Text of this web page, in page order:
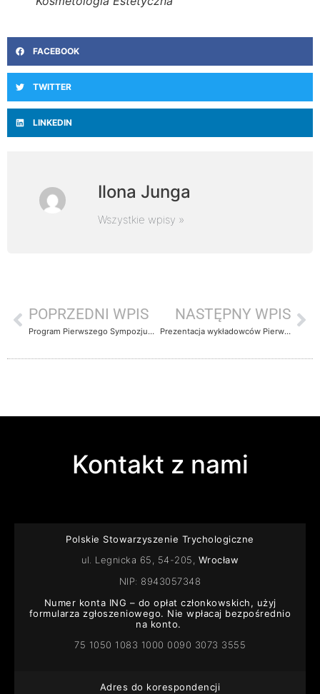
FACEBOOK
TWITTER
LINKEDIN
Ilona Junga
Wszystkie wpisy »
POPRZEDNI WPIS
Program Pierwszego Sympozjum Trychologicznego
NASTĘPNY WPIS
Prezentacja wykładowców Pierwszego Sympozjum Trychologicznego
Kontakt z nami
Polskie Stowarzyszenie Trychologiczne
ul. Legnicka 65, 54-205, Wrocław
NIP: 8943057348
Numer konta ING – do opłat członkowskich, użyj
formularza zgłoszeniowego. Nie wpłacaj bezpośrednio
na konto.
75 1050 1083 1000 0090 3073 3555
Adres do korespondencji